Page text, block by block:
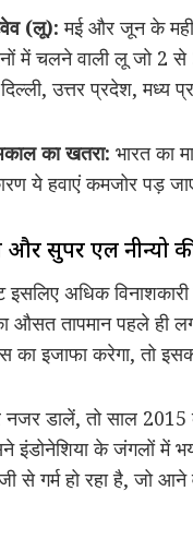
(लू): मई और जून के
में चलने वाली लू जो 2 से
उत्तर प्रदेश, मध्य
का खतरा: भारत का
ये हवाएं कमजोर पड़
और सुपर एल नीन्यो
अधिक विनाशकारी
औसत तापमान पहले ही
का इजाफा करेगा, तो
नजर डालें, तो साल 2015
इंडोनेशिया के जंगलों में
से गर्म हो रहा है, जो